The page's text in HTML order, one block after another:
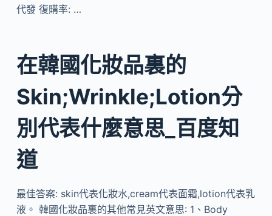
代發 復購率: …
在韓國化妝品裏的
Skin;Wrinkle;Lotion分
別代表什麼意思_百度知
道
最佳答案: skin代表化妝水,cream代表面霜,lotion代表乳
液。 韓國化妝品裏的其他常見英文意思: 1、Body